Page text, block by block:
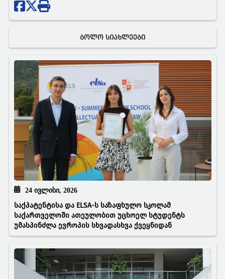
ᲑᲝᲚᲝ ᲡᲘᲐᲮᲚᲔᲔᲑᲘ
24 ᲘᲕᲚᲘᲡᲘ, 2026
საქპატენტისა და ELSA-ს საზაფხულო სკოლამ
საქართველოში ათეულობით უცხოელ სტუდენტს
უმასპინძლა ევროპის სხვადასხვა ქვეყნიდან